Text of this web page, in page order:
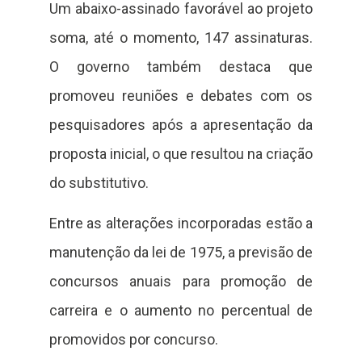
Um abaixo-assinado favorável ao projeto
soma, até o momento, 147 assinaturas.
O governo também destaca que
promoveu reuniões e debates com os
pesquisadores após a apresentação da
proposta inicial, o que resultou na criação
do substitutivo.
Entre as alterações incorporadas estão a
manutenção da lei de 1975, a previsão de
concursos anuais para promoção de
carreira e o aumento no percentual de
promovidos por concurso.